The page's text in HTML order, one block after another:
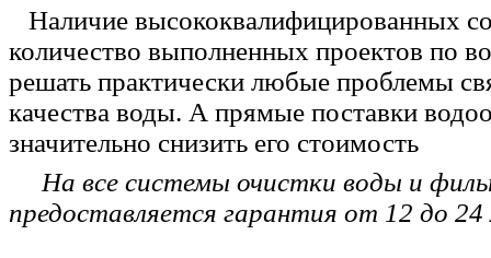
Наличие высококвалифицированных
количество выполненных проектов по
решать практически любые проблемы
качества воды. А прямые поставки
значительно снизить его стоимость
На все системы очистки воды и
предоставляется гарантия от 12 до 24